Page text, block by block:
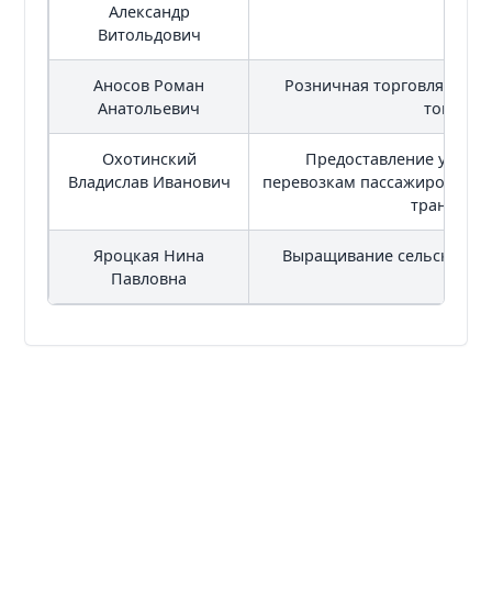
Александр
Витольдович
Аносов Роман
Анатольевич
Розничная торговля
Охотинский
Владислав Иванович
Предоставление услуг
перевозкам пассажиров и
Яроцкая Нина
Павловна
Выращивание